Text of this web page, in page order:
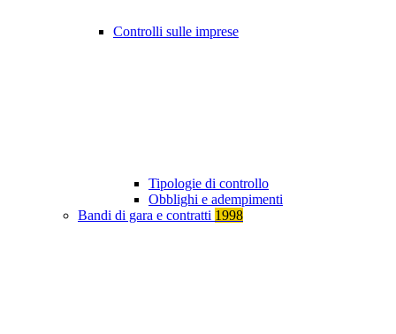
Controlli sulle imprese
Tipologie di controllo
Obblighi e adempimenti
Bandi di gara e contratti 1998